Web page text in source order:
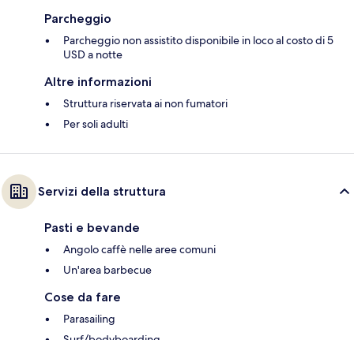
Parcheggio
Parcheggio non assistito disponibile in loco al costo di 5
USD a notte
Altre informazioni
Struttura riservata ai non fumatori
Per soli adulti
Servizi della struttura
Pasti e bevande
Angolo caffè nelle aree comuni
Un'area barbecue
Cose da fare
Parasailing